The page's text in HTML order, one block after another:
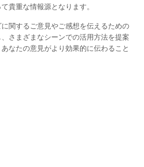
貴重な情報源となります。
関するご意見やご感想を伝えるための
さまざまなシーンでの活用方法を提案
なたの意見がより効果的に伝わること